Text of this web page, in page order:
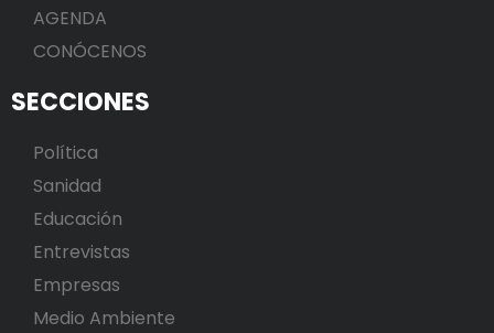
AGENDA
CONÓCENOS
SECCIONES
Política
Sanidad
Educación
Entrevistas
Empresas
Medio Ambiente